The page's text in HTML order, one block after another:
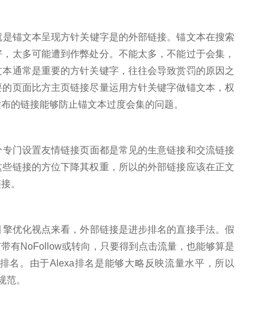
锚文本呈现方针关键字是的外部链接。锚文本在搜索
太多可能遭到作弊处分。不能太多，不能过于会集，
通常是重要的方针关键字，往往会导致赏罚的原因之
页面比方主页链接尽量运用方针关键字做锚文本，权
的链接能够防止锚文本过度会集的问题。
门设置友情链接页面都是常见的生意链接和交流链接
链接的方位下降其权重，所以的外部链接应该在正文
。
优化视点来看，外部链接是进步排名的直接手法。假
有NoFollow或转向，只要得到点击流量，也能够算是
名。由于Alexa排名是能够大略反映流量水平，所以
范。